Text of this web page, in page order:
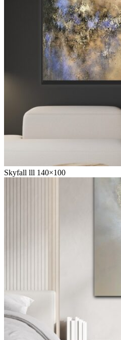
Skyfall lll 140×100